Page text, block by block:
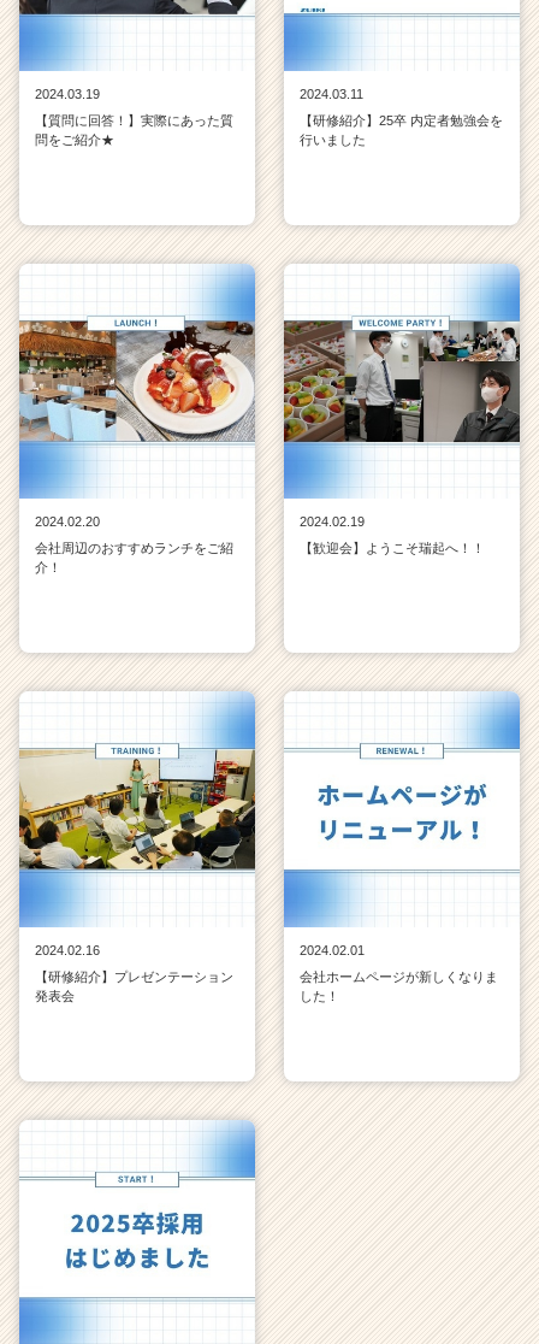
2024.03.19
【質問に回答！】実際にあった質
問をご紹介★
2024.03.11
【研修紹介】25卒 内定者勉強会を
行いました
2024.02.20
会社周辺のおすすめランチをご紹
介！
2024.02.19
【歓迎会】ようこそ瑞起へ！！
2024.02.16
【研修紹介】プレゼンテーション
発表会
2024.02.01
会社ホームページが新しくなりま
した！